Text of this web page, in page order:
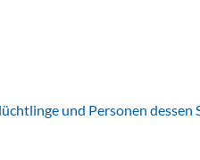
und Personen